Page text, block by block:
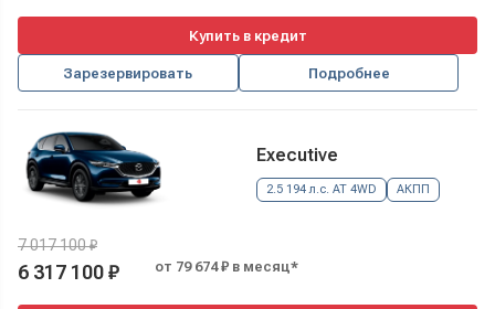
Купить в кредит
Зарезервировать Подробнее
Executive
2.5 194 л.с. AT 4WD АКПП
7 017 100 ₽
6 317 100 ₽ от 79 674 ₽ в месяц*